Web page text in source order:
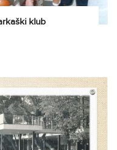
klub